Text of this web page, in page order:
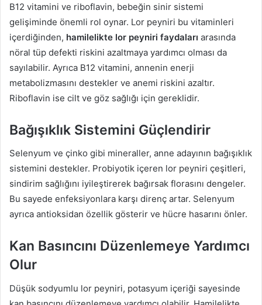
B12 vitamini ve riboflavin, bebeğin sinir sistemi
gelişiminde önemli rol oynar. Lor peyniri bu vitaminleri
içerdiğinden, hamilelikte lor peyniri faydaları arasında
nöral tüp defekti riskini azaltmaya yardımcı olması da
sayılabilir. Ayrıca B12 vitamini, annenin enerji
metabolizmasını destekler ve anemi riskini azaltır.
Riboflavin ise cilt ve göz sağlığı için gereklidir.
Bağışıklık Sistemini Güçlendirir
Selenyum ve çinko gibi mineraller, anne adayının bağışıklık
sistemini destekler. Probiyotik içeren lor peyniri çeşitleri,
sindirim sağlığını iyileştirerek bağırsak florasını dengeler.
Bu sayede enfeksiyonlara karşı direnç artar. Selenyum
ayrıca antioksidan özellik gösterir ve hücre hasarını önler.
Kan Basıncını Düzenlemeye Yardımcı
Olur
Düşük sodyumlu lor peyniri, potasyum içeriği sayesinde